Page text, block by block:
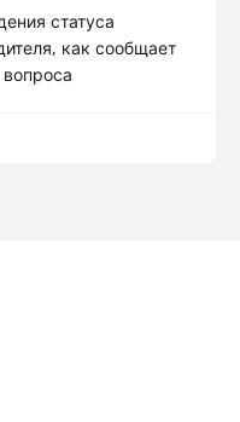
статуса
как сообщает